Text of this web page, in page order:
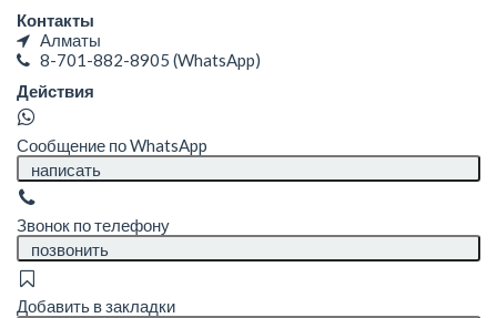
Контакты
Алматы
8-701-882-8905 (WhatsApp)
Действия
Сообщение по WhatsApp
написать
Звонок по телефону
позвонить
Добавить в закладки